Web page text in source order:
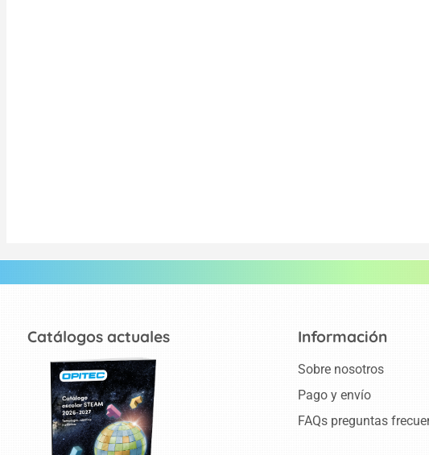
Catálogos actuales Información
Sobre nosotros
Pago y envío
FAQs preguntas